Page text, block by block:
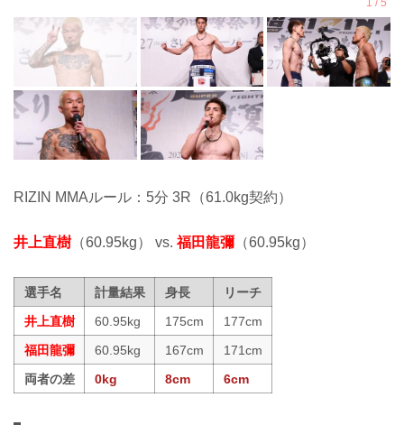
RIZIN MMAルール：5分 3R（61.0kg契約）
井上直樹 （60.95kg） vs.福田龍彌 （60.95kg）
選手名 計量結果 身長
リーチ
井上直樹
60.95kg 175cm
177cm
福田龍彌
60.95kg 167cm
171cm
両者の差
0kg 8cm 6cm